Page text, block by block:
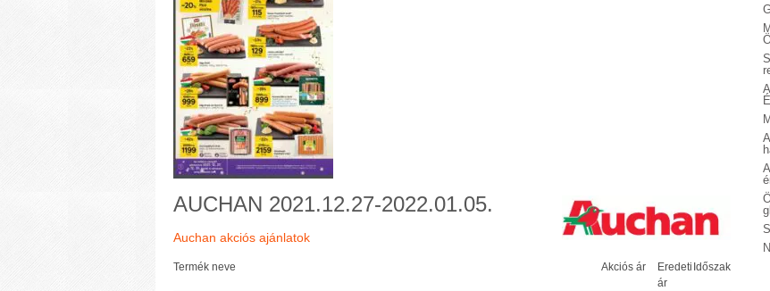
AUCHAN 2021.12.27-2022.01.05.
Auchan akciós ajánlatok
Termék neve Akciós ár
Eredeti
ár
Időszak